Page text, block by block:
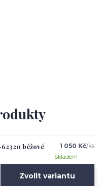
béžové 1 050 Kč/ks
Skladem
Zvolit variantu